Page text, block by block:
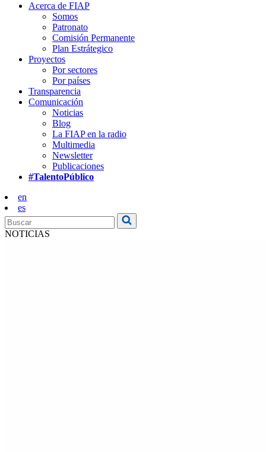
Acerca de FIAP
Somos
Patronato
Comisión Permanente
Plan Estrátegico
Proyectos
Por sectores
Por países
Transparencia
Comunicación
Noticias
Blog
La FIAP en la radio
Multimedia
Newsletter
Publicaciones
#TalentoPúblico
en
es
NOTICIAS